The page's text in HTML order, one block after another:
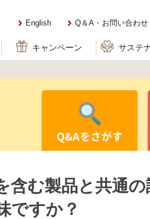
English Q＆A・お問い合わせ
キャンペーン サステ
Q&Aをさがす
む製品と共通
ですか？